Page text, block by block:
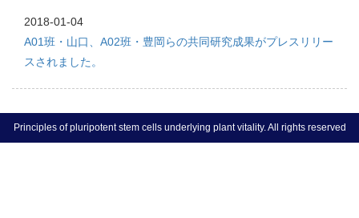
2018-01-04
A01班・山口、A02班・豊岡らの共同研究成果がプレスリリー
スされました。
Principles of pluripotent stem cells underlying plant vitality. All rights reserved